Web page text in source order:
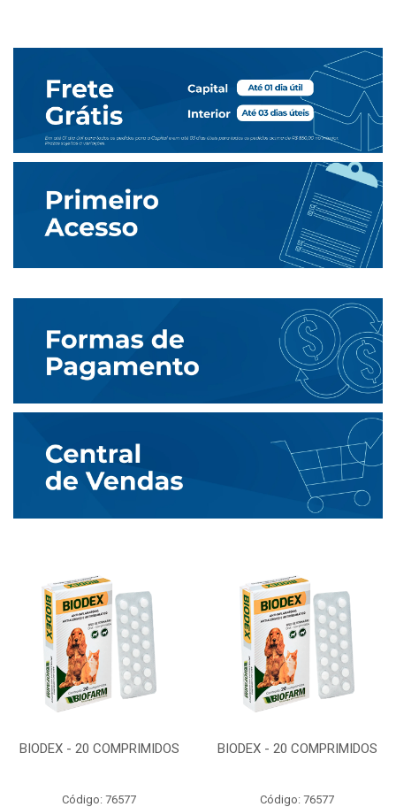
BIODEX - 20 COMPRIMIDOS
Código: 76577
BIODEX - 20 COMPRIMIDOS
Código: 76577